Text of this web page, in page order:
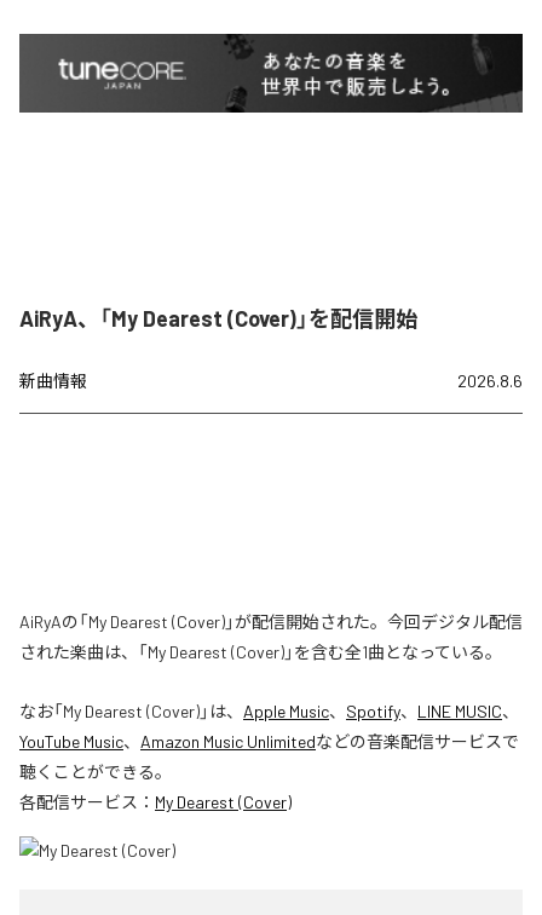
AiRyA、「My Dearest (Cover)」を配信開始
新曲情報 2026.8.6
AiRyAの「My Dearest (Cover)」が配信開始された。今回デジタル配信
された楽曲は、「My Dearest (Cover)」を含む全1曲となっている。
なお「My Dearest (Cover)」は、 Apple Music、 Spotify、 LINE MUSIC、
YouTube Music、 Amazon Music Unlimitedなどの音楽配信サービスで
聴くことができる。
各配信サービス： My Dearest (Cover)